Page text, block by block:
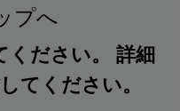
プへ
ください。 詳細
てください。